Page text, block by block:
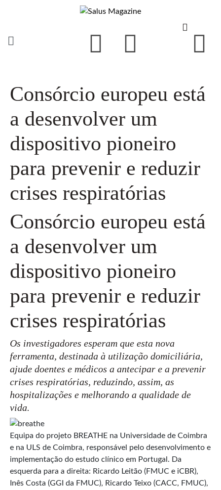
Consórcio europeu está
a desenvolver um
dispositivo pioneiro
para prevenir e reduzir
crises respiratórias
Consórcio europeu está
a desenvolver um
dispositivo pioneiro
para prevenir e reduzir
crises respiratórias
Os investigadores esperam que esta nova
ferramenta, destinada à utilização domiciliária,
ajude doentes e médicos a antecipar e a prevenir
crises respiratórias, reduzindo, assim, as
hospitalizações e melhorando a qualidade de
vida.
Equipa do projeto BREATHE na Universidade de Coimbra
e na ULS de Coimbra, responsável pelo desenvolvimento e
implementação do estudo clínico em Portugal. Da
esquerda para a direita: Ricardo Leitão (FMUC e iCBR),
Inês Costa (GGI da FMUC), Ricardo Teixo (CACC, FMUC),